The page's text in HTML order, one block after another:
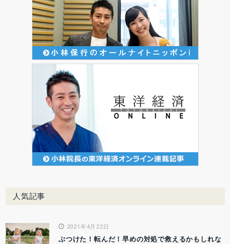
人気記事
2021年4月22日
ぶつけた！転んだ！早めの対処で救えるかもしれな